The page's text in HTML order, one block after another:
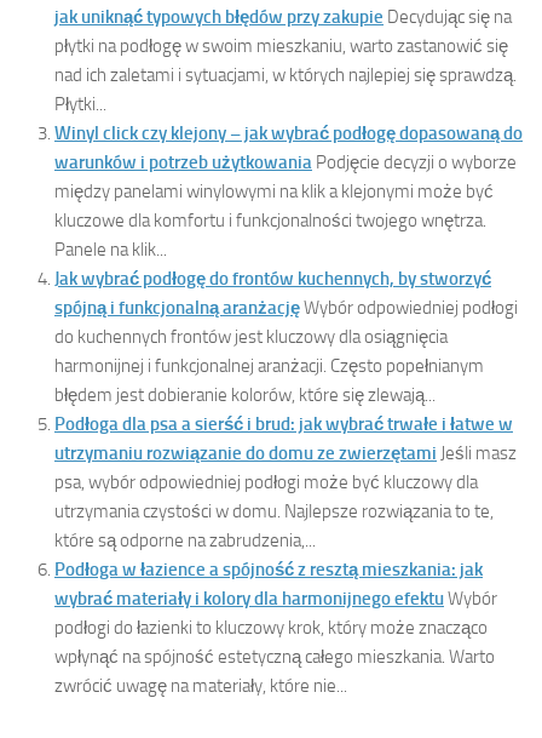
jak uniknąć typowych błędów przy zakupie Decydując się na
płytki na podłogę w swoim mieszkaniu, warto zastanowić się
nad ich zaletami i sytuacjami, w których najlepiej się sprawdzą.
Płytki...
Winyl click czy klejony – jak wybrać podłogę dopasowaną do
warunków i potrzeb użytkowania Podjęcie decyzji o wyborze
między panelami winylowymi na klik a klejonymi może być
kluczowe dla komfortu i funkcjonalności twojego wnętrza.
Panele na klik...
Jak wybrać podłogę do frontów kuchennych, by stworzyć
spójną i funkcjonalną aranżacjęWybór odpowiedniej podłogi
do kuchennych frontów jest kluczowy dla osiągnięcia
harmonijnej i funkcjonalnej aranżacji. Często popełnianym
błędem jest dobieranie kolorów, które się zlewają...
Podłoga dla psa a sierść i brud: jak wybrać trwałe i łatwe w
utrzymaniu rozwiązanie do domu ze zwierzętami Jeśli masz
psa, wybór odpowiedniej podłogi może być kluczowy dla
utrzymania czystości w domu. Najlepsze rozwiązania to te,
które są odporne na zabrudzenia,...
Podłoga w łazience a spójność z resztą mieszkania: jak
wybrać materiały i kolory dla harmonijnego efektuWybór
podłogi do łazienki to kluczowy krok, który może znacząco
wpłynąć na spójność estetyczną całego mieszkania. Warto
zwrócić uwagę na materiały, które nie...